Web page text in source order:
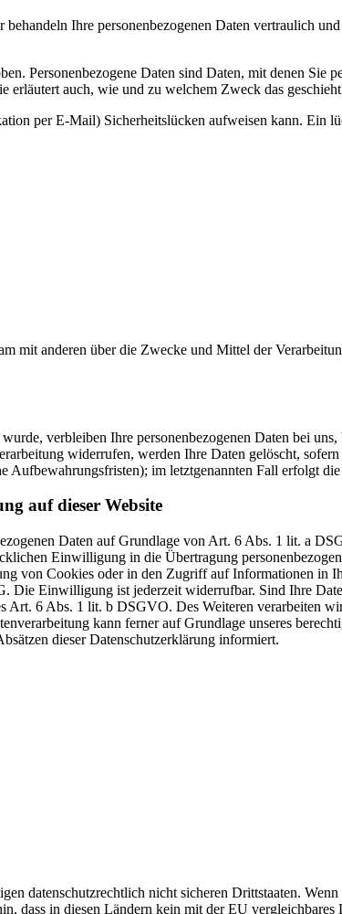
Ihre personenbezogenen Daten vertraulich
Personenbezogene Daten sind Daten, mit denen
erläutert auch, wie und zu welchem Zweck das
per E-Mail) Sicherheitslücken aufweisen kann. Ein
mit anderen über die Zwecke und Mittel der
verbleiben Ihre personenbezogenen Daten bei
widerrufen, werden Ihre Daten gelöscht,
Aufbewahrungsfristen); im letztgenannten Fall erfolgt
auf dieser Website
Daten auf Grundlage von Art. 6 Abs. 1 lit. a
Einwilligung in die Übertragung
von Cookies oder in den Zugriff auf Informationen
Die Einwilligung ist jederzeit widerrufbar. Sind Ihre
6 Abs. 1 lit. b DSGVO. Des Weiteren verarbeiten
kann ferner auf Grundlage unseres
dieser Datenschutzerklärung informiert.
datenschutzrechtlich nicht sicheren Drittstaaten.
dass in diesen Ländern kein mit der EU